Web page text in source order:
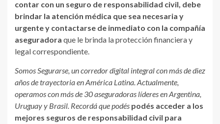
contar con un seguro de responsabilidad civil, debe
brindar la atención médica que sea necesaria y
urgente y contactarse de inmediato con la compañía
aseguradora que le brinda la protección financiera y
legal correspondiente.
Somos Segurarse, un corredor digital integral con más de diez
años de trayectoria en América Latina. Actualmente,
operamos con más de 30 aseguradoras líderes en Argentina,
Uruguay y Brasil. Recordá que podés podés acceder a los
mejores seguros de responsabilidad civil para